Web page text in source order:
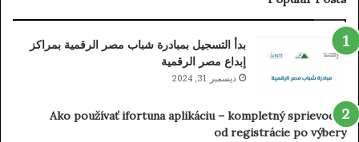
Offer
spinbaracasinogr.comبدأ التسجيل بمبادرة شباب مصر الرقمية بمراكز
إبداع مصر الرقمية
ديسمبر 31, 2024
Ako používať ifortuna aplikáciu – kompletný sprievodca
od registrácie po výbery